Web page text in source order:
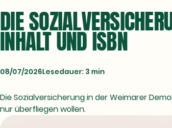
DIE
INHALT UND ISBN
08/07/2026Lesedauer: 3 min
Die Sozialversicherung in der Weimarer
nur überfliegen wollen.